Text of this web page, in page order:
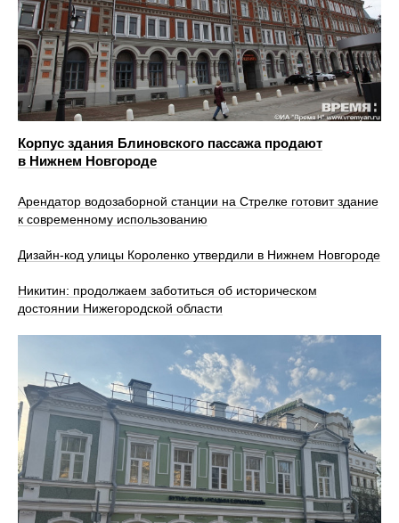
Корпус здания Блиновского пассажа продают
в Нижнем Новгороде
Арендатор водозаборной станции на Стрелке готовит здание
к современному использованию
Дизайн-код улицы Короленко утвердили в Нижнем Новгороде
Никитин: продолжаем заботиться об историческом
достоянии Нижегородской области